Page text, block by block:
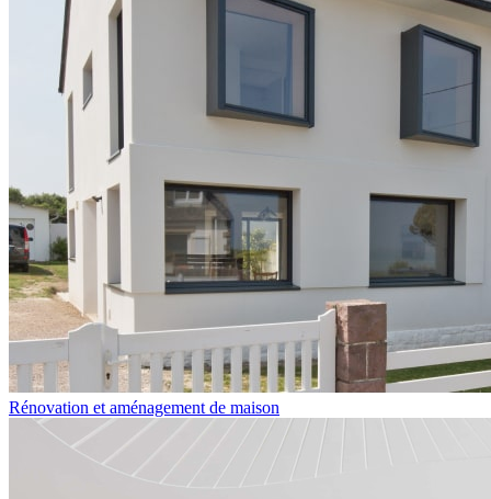
Rénovation et aménagement de maison